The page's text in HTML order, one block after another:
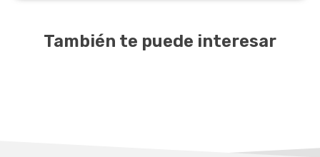
También te puede interesar